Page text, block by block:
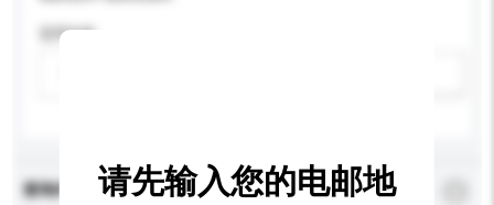
适用年龄
查询内容 *必须填写
请先输入您的电邮地